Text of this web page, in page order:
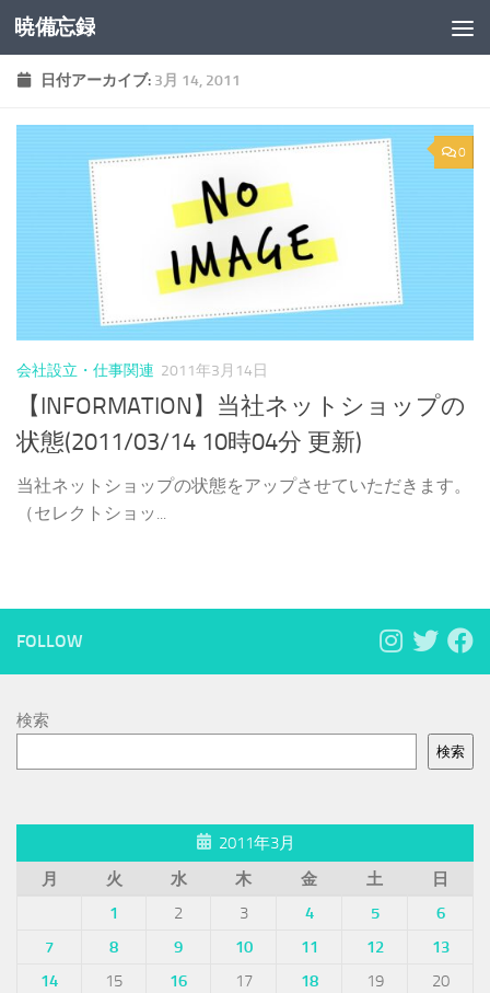
コンテンツへスキップ
暁備忘録
日付アーカイブ: 3月 14, 2011
0
会社設立・仕事関連 2011年3月14日
【INFORMATION】当社ネットショップの
状態(2011/03/14 10時04分 更新)
当社ネットショップの状態をアップさせていただきます。
（セレクトショッ...
FOLLOW
検索
検索
2011年3月
月
火 水 木 金 土
日
1
2 3 4 5
6
7
8 9 10 11 12
13
14
15 16 17 18 19
20